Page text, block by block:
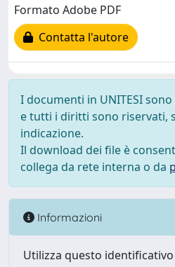
Formato Adobe PDF
Contatta l'autore
I documenti in UNITESI
e tutti i diritti sono riservati,
indicazione.
Il download dei file è
collega da rete interna o da
Informazioni
Utilizza questo